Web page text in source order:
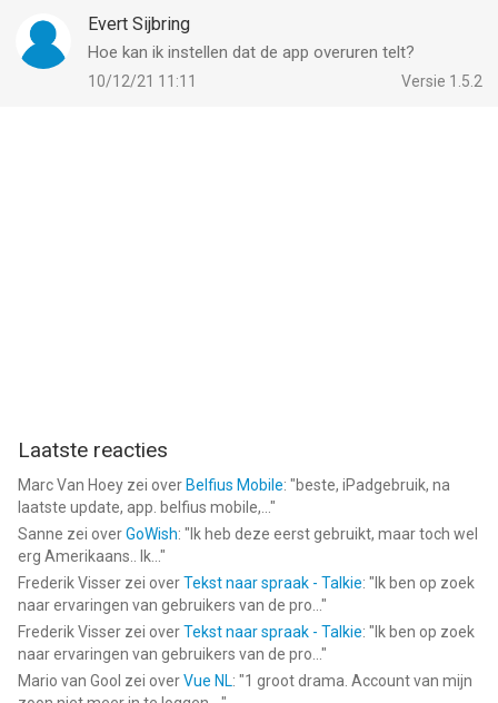
Evert Sijbring
Hoe kan ik instellen dat de app overuren telt?
Versie 1.5.2
10/12/21 11:11
Laatste reacties
Marc Van Hoey zei over Belfius Mobile: "beste, iPadgebruik, na
laatste update, app. belfius mobile,... "
Sanne zei overGoWish: " Ik heb deze eerst gebruikt, maar toch wel
erg Amerikaans.. Ik... "
Frederik Visser zei overTekst naar spraak - Talkie: " Ik ben op zoek
naar ervaringen van gebruikers van de pro... "
Frederik Visser zei overTekst naar spraak - Talkie: " Ik ben op zoek
naar ervaringen van gebruikers van de pro... "
Mario van Gool zei overVue NL: "1 groot drama. Account van mijn